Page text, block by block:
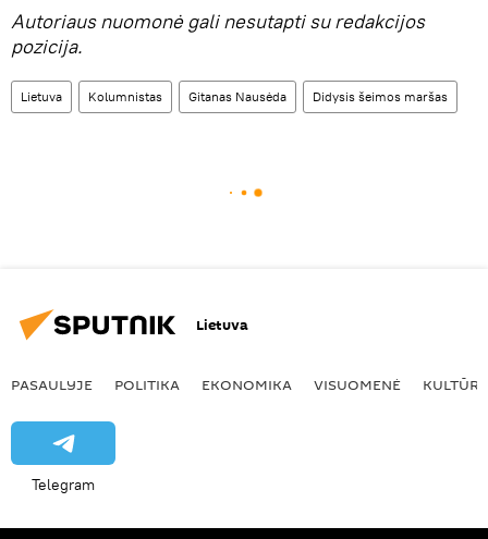
Autoriaus nuomonė gali nesutapti su redakcijos
pozicija.
Lietuva Kolumnistas Gitanas Nausėda Didysis šeimos maršas
Lietuva
PASAULYJE POLITIKA EKONOMIKA VISUOMENĖ KULTŪRA
Telegram